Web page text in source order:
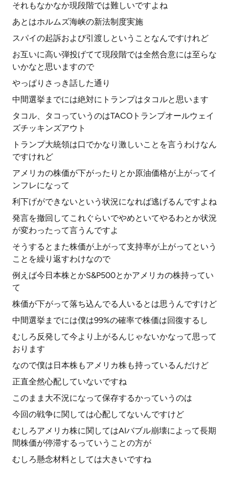
それもなかなか現段階では難しいですよね
あとはホルムズ海峡の新法制度実施
スパイの起訴および引渡しということなんですけれど
お互いに高い弾投げてて現段階では全然合意には至らな
いかなと思いますので
やっぱりさっき話した通り
中間選挙までには絶対にトランプはタコルと思います
タコル、タコっていうのはTACOトランプオールウェイ
ズチッキンズアウト
トランプ大統領は口でかなり激しいことを言うわけなん
ですけれど
アメリカの株価が下がったりとか原油価格が上がってイ
ンフレになって
利下げができないという状況になれば逃げるんですよね
発言を撤回してこれぐらいでやめといてやるわとか状況
が変わったって言うんですよ
そうするとまた株価が上がって支持率が上がってという
ことを繰り返すわけなので
例えば今日本株とかS&P500とかアメリカの株持ってい
て
株価が下がって落ち込んでる人いるとは思うんですけど
中間選挙までには僕は99%の確率で株価は回復するし
むしろ反発して今より上がるんじゃないかなって思って
おります
なので僕は日本株もアメリカ株も持っているんだけど
正直全然心配していないですね
このまま大不況になって保存するかっていうのは
今回の戦争に関しては心配してないんですけど
むしろアメリカ株に関してはAIバブル崩壊によって長期
間株価が停滞するっていうことの方が
むしろ懸念材料としては大きいですね